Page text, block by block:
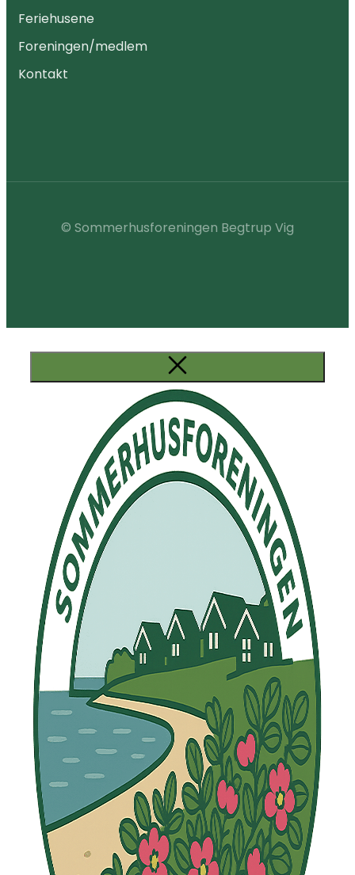
Feriehusene
Foreningen/medlem
Kontakt
© Sommerhusforeningen Begtrup Vig